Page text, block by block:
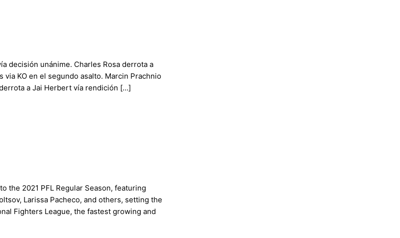
decisión unánime. Charles Rosa derrota a
KO en el segundo asalto. Marcin Prachnio
a Jai Herbert vía rendición […]
the 2021 PFL Regular Season, featuring
Larissa Pacheco, and others, setting the
Fighters League, the fastest growing and